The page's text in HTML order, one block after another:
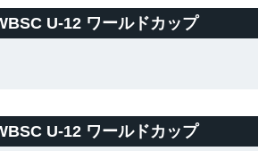
U-12 ワールドカップ
U-12 ワールドカップ